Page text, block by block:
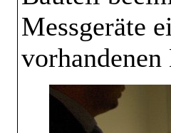
Messgeräte
vorhandenen